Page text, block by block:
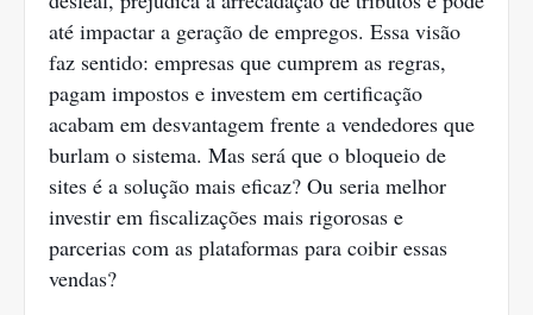
até impactar a geração de empregos. Essa visão
faz sentido: empresas que cumprem as regras,
pagam impostos e investem em certificação
acabam em desvantagem frente a vendedores que
burlam o sistema. Mas será que o bloqueio de
sites é a solução mais eficaz? Ou seria melhor
investir em fiscalizações mais rigorosas e
parcerias com as plataformas para coibir essas
vendas?